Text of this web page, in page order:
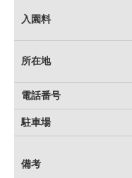
入園料
所在地
電話番号
駐車場
備考